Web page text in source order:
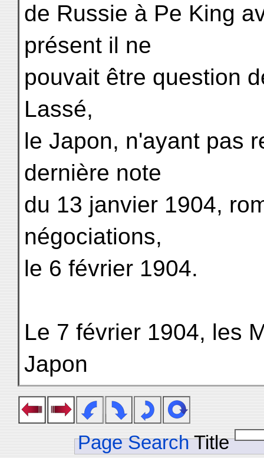
de Russie à Pe King
présent il ne
pouvait être question
Lassé,
le Japon, n'ayant pas
dernière note
du 13 janvier 1904,
négociations,
le 6 février 1904.
Le 7 février 1904, les
Japon
Page Search Title